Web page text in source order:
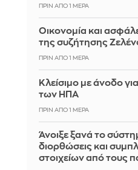
ΠΡΙΝ ΑΠΌ 1 ΜΈΡΑ
Οικονομία και
της συζήτησης
ΠΡΙΝ ΑΠΌ 1 ΜΈΡΑ
Κλείσιμο με άνοδο
των ΗΠΑ
ΠΡΙΝ ΑΠΌ 1 ΜΈΡΑ
Άνοιξε ξανά το
διορθώσεις και
στοιχείων από τους